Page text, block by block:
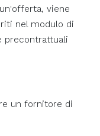
viene
nel modulo di
precontrattuali
un fornitore di